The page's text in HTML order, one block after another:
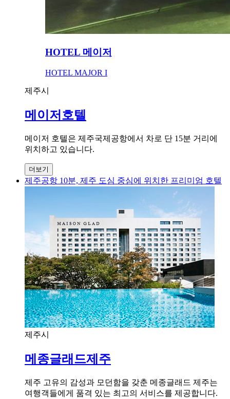
HOTEL 메이저
HOTEL MAJOR I
제주시
메이저호텔
메이저 호텔은 제주국제공항에서 차로 단 15분 거리에
위치하고 있습니다.
더보기
제주공항 10분, 제주 도심 중심에 위치한 프리미엄 호텔
제주시
메종글래드제주
제주 고유의 감성과 모던함을 갖춘 메종글래드 제주는
여행객들에게 품격 있는 최고의 서비스를 제공합니다.